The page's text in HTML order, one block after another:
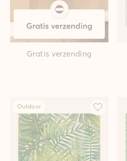
Gratis verzending
Outdoor